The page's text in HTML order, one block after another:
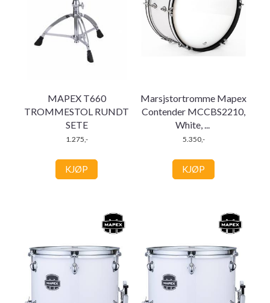
MAPEX T660
TROMMESTOL RUNDT
SETE
1.275,-
KJØP
Marsjstortromme Mapex
Contender MCCBS2210,
White,...
5.350,-
KJØP